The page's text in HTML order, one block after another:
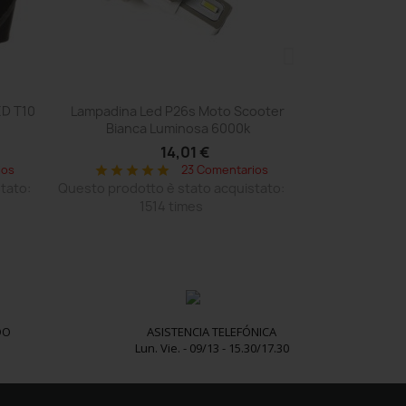
T10
 Vista rápida
Lampadina Led P26s Moto Scooter
Bianca Luminosa 6000k
14,01 €
star star star star star 23 Comentarios
ASISTENCIA TELEFÓNICA
Lun. Vie. - 09/13 - 15.30/17.30